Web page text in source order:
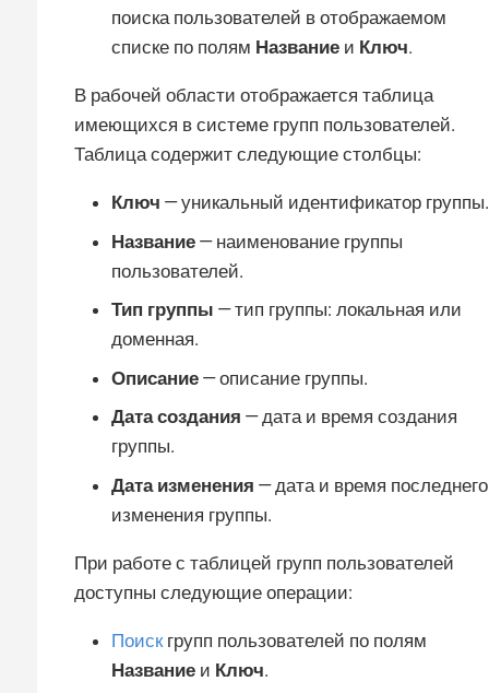
поиска пользователей в отображаемом
списке по полям Название и Ключ.
В рабочей области отображается таблица
имеющихся в системе групп пользователей.
Таблица содержит следующие столбцы:
Ключ — уникальный идентификатор группы.
Название — наименование группы
пользователей.
Тип группы — тип группы: локальная или
доменная.
Описание — описание группы.
Дата создания — дата и время создания
группы.
Дата изменения — дата и время последнего
изменения группы.
При работе с таблицей групп пользователей
доступны следующие операции:
Поискгрупп пользователей по полям
Название и Ключ.